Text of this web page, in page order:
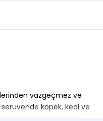
vazgeçmez ve
serüvende köpek, kedi ve